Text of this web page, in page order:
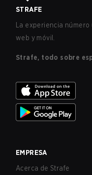
STRAFE
La experiencia
web y móvil.
Strafe, todo sobre
EMPRESA
Acerca de Strafe